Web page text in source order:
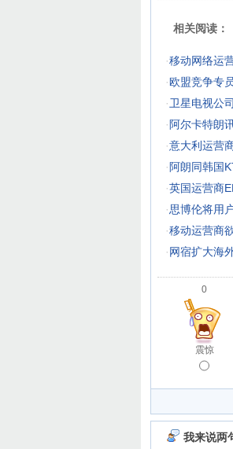
相关阅读：
·移动网络运
·欧盟竞争专
·卫星电视公
· 阿尔卡特朗
·意大利运营
· 阿朗同韩国
·英国运营商
·思博伦将用
·移动运营商
·网宿扩大海
0
震惊